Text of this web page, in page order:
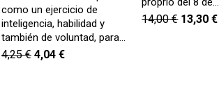
como un ejercicio de
inteligencia, habilidad y
también de voluntad, para…
4,25€ 4,04 €
14,00€ 13,30€